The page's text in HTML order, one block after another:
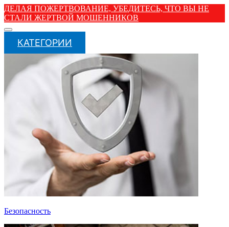
ДЕЛАЯ ПОЖЕРТВОВАНИЕ, УБЕДИТЕСЬ, ЧТО ВЫ НЕ
СТАЛИ ЖЕРТВОЙ МОШЕННИКОВ
КАТЕГОРИИ
Безопасность